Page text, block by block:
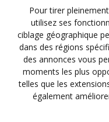
Pour tirer
utilisez ses
ciblage géographique
dans des régions
des annonces vous
moments les plus
telles que les
également